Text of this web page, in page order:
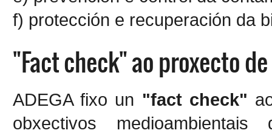
f) protección e recuperación da
"Fact check" ao proxecto
ADEGA fixo un "fact check"
obxectivos